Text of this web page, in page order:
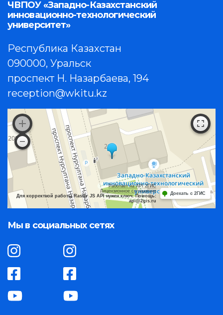
ЧВПОУ «Западно-Казахстанский
инновационно-технологический
университет»
Республика Казахстан
090000, Уральск
проспект Н. Назарбаева, 194
reception@wkitu.kz
Работает на API 2ГИС
Лицензионное соглашение
Для корректной работы Raster JS API нужен ключ. Помощь:
api@2gis.ru
Доехать с 2ГИС
Мы в социальных сетях